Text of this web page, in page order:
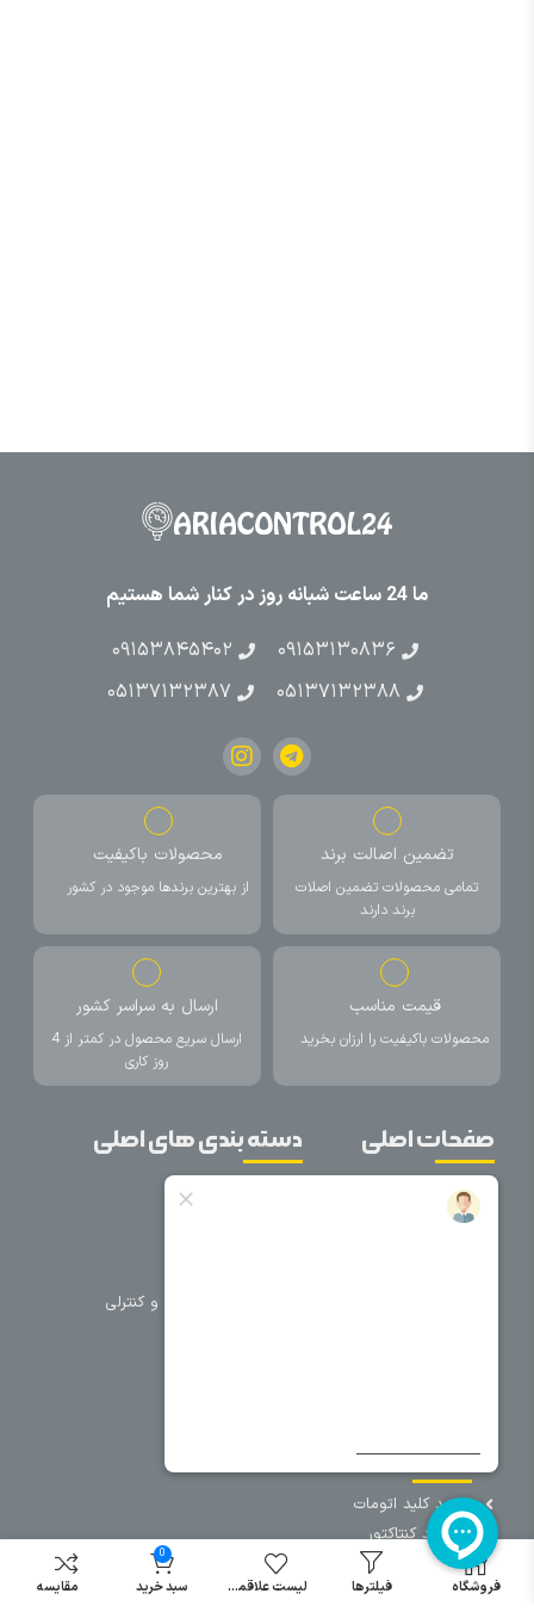
ما 24 ساعت شبانه روز در کنار شما هستیم
۰۹۱۵۳۱۳۰۸۳۶
۰۹۱۵۳۸۴۵۴۰۲
۰۵۱۳۷۱۳۲۳۸۸
۰۵۱۳۷۱۳۲۳۸۷
تضمین اصالت برند
تمامی محصولات تضمین اصلات
برند دارند
محصولات باکیفیت
از بهترین برندها موجود در کشور
قیمت مناسب
محصولات باکیفیت را ارزان بخرید
ارسال به سراسر کشور
ارسال سریع محصول در کمتر از 4
روز کاری
صفحات اصلی
خانه
دسته بندی های اصلی
تجهیزات حفاظتی و کنترلی
سایر دسته بندی ها
خرید کلید اتومات
خرید کنتاکتور
خرید فیوز
مینیاتوری
فروشگاه فیلترها لیست علاقمندی
0
سبد خرید مقایسه